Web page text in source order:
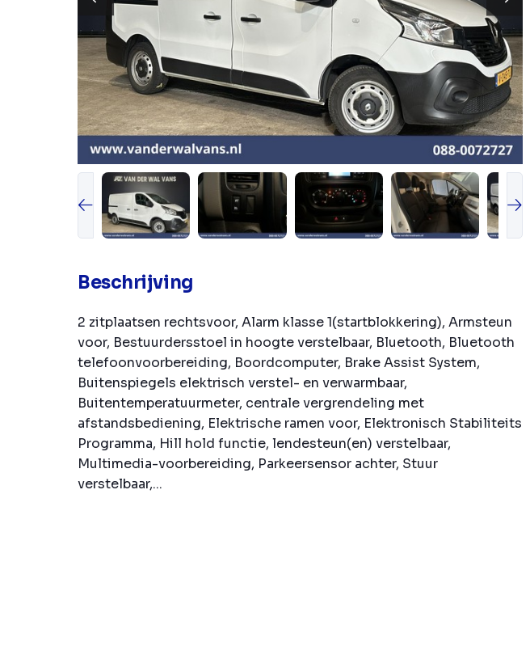
Beschrijving
2 zitplaatsen rechtsvoor, Alarm klasse 1(startblokkering), Armsteun
voor, Bestuurdersstoel in hoogte verstelbaar, Bluetooth, Bluetooth
telefoonvoorbereiding, Boordcomputer, Brake Assist System,
Buitenspiegels elektrisch verstel- en verwarmbaar,
Buitentemperatuurmeter, centrale vergrendeling met
afstandsbediening, Elektrische ramen voor, Elektronisch Stabiliteits
Programma, Hill hold functie, lendesteun(en) verstelbaar,
Multimedia-voorbereiding, Parkeersensor achter, Stuur
verstelbaar,...